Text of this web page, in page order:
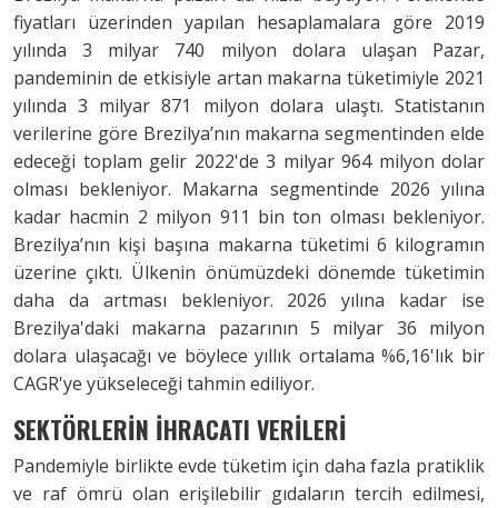
fiyatları üzerinden yapılan hesaplamalara göre 2019
yılında 3 milyar 740 milyon dolara ulaşan Pazar,
pandeminin de etkisiyle artan makarna tüketimiyle 2021
yılında 3 milyar 871 milyon dolara ulaştı. Statistanın
verilerine göre Brezilya’nın makarna segmentinden elde
edeceği toplam gelir 2022'de 3 milyar 964 milyon dolar
olması bekleniyor. Makarna segmentinde 2026 yılına
kadar hacmin 2 milyon 911 bin ton olması bekleniyor.
Brezilya’nın kişi başına makarna tüketimi 6 kilogramın
üzerine çıktı. Ülkenin önümüzdeki dönemde tüketimin
daha da artması bekleniyor. 2026 yılına kadar ise
Brezilya'daki makarna pazarının 5 milyar 36 milyon
dolara ulaşacağı ve böylece yıllık ortalama %6,16'lık bir
CAGR'ye yükseleceği tahmin ediliyor.
SEKTÖRLERİN İHRACATI VERİLERİ
Pandemiyle birlikte evde tüketim için daha fazla pratiklik
ve raf ömrü olan erişilebilir gıdaların tercih edilmesi,